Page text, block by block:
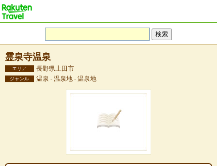
霊泉寺温泉
エリア 長野県上田市
ジャンル 温泉 - 温泉地 - 温泉地